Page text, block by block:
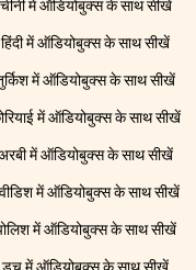
चीनी में ऑडियोबुक्स के साथ सीखें
हिंदी में ऑडियोबुक्स के साथ सीखें
में ऑडियोबुक्स के साथ सीखें
में ऑडियोबुक्स के साथ सीखें
में ऑडियोबुक्स के साथ सीखें
में ऑडियोबुक्स के साथ सीखें
में ऑडियोबुक्स के साथ सीखें